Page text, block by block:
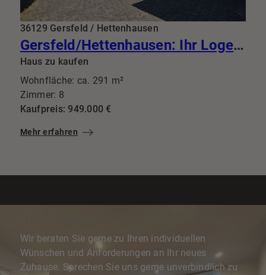
36129 Gersfeld / Hettenhausen
Gersfeld/Hettenhausen: Ihr Logenplatz im Grünen: Wo diskreter Luxus auf vollendete Privatsphäre trifft
Haus zu kaufen
Wohnfläche: ca. 291 m²
Zimmer: 8
Kaufpreis: 949.000 €
Mehr erfahren
Wir beraten Sie gerne zu Ihren individuellen
Wünschen und Anforderungen an Ihr neues
Zuhause. Sprechen Sie uns gerne unverbindlich zu